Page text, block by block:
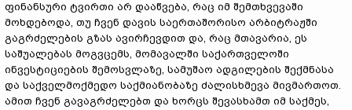
ფინანსური ტვირთი არ დააწვება, რაც იმ შემთხვევაში
მოხდებოდა, თუ ჩვენ დავის საერთაშორისო არბიტრაჟში
გაგრძელების გზას ავირჩევდით და, რაც მთავარია, ეს
საშუალებას მოგვცემს, მომავალში საქართველოში
ინვესტიციების შემოსვლაზე, სამუშაო ადგილების შექმნასა
და საქველმოქმედო საქმიანობაზე ძალისხმევა მივმართოთ.
ამით ჩვენ გავაგრძელებთ და ხორცს შევასხამთ იმ საქმეს,